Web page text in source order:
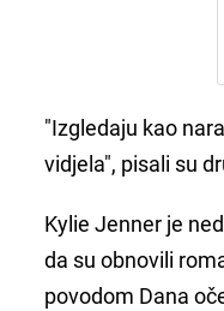
"Izgledaju kao
vidjela", pisali su
Kylie Jenner je
da su obnovili
povodom Dana